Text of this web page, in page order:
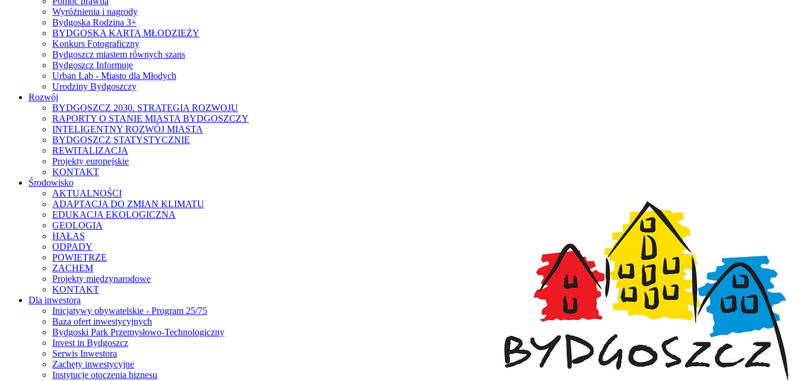
Wyróżnienia i nagrody
Bydgoska Rodzina 3+
BYDGOSKA KARTA MŁODZIEŻY
Konkurs Fotograficzny
Bydgoszcz miastem równych szans
Bydgoszcz Informuje
Urban Lab - Miasto dla Młodych
Urodziny Bydgoszczy
Rozwój
BYDGOSZCZ 2030. STRATEGIA ROZWOJU
RAPORTY O STANIE MIASTA BYDGOSZCZY
INTELIGENTNY ROZWÓJ MIASTA
BYDGOSZCZ STATYSTYCZNIE
REWITALIZACJA
Projekty europejskie
KONTAKT
Środowisko
AKTUALNOŚCI
ADAPTACJA DO ZMIAN KLIMATU
EDUKACJA EKOLOGICZNA
GEOLOGIA
HAŁAS
ODPADY
POWIETRZE
ZACHEM
Projekty międzynarodowe
KONTAKT
Dla inwestora
Inicjatywy obywatelskie - Program 25/75
Baza ofert inwestycyjnych
Bydgoski Park Przemysłowo-Technologiczny
Invest in Bydgoszcz
Serwis Inwestora
Zachęty inwestycyjne
Instytucje otoczenia biznesu